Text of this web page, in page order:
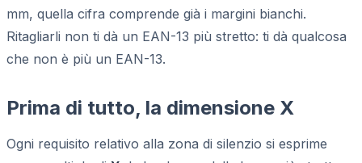
mm, quella cifra comprende già i margini bianchi.
Ritagliarli non ti dà un EAN-13 più stretto: ti dà qualcosa
che non è più un EAN-13.
Prima di tutto, la dimensione X
Ogni requisito relativo alla zona di silenzio si esprime